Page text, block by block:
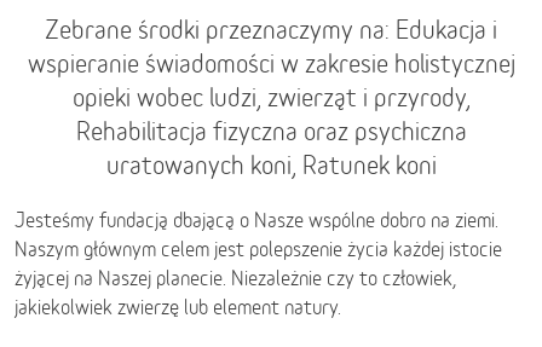
Zebrane środki przeznaczymy na: Edukacja i
wspieranie świadomości w zakresie holistycznej
opieki wobec ludzi, zwierząt i przyrody,
Rehabilitacja fizyczna oraz psychiczna
uratowanych koni, Ratunek koni
Jesteśmy fundacją dbającą o Nasze wspólne dobro na ziemi.
Naszym głównym celem jest polepszenie życia każdej istocie
żyjącej na Naszej planecie. Niezależnie czy to człowiek,
jakiekolwiek zwierzę lub element natury.